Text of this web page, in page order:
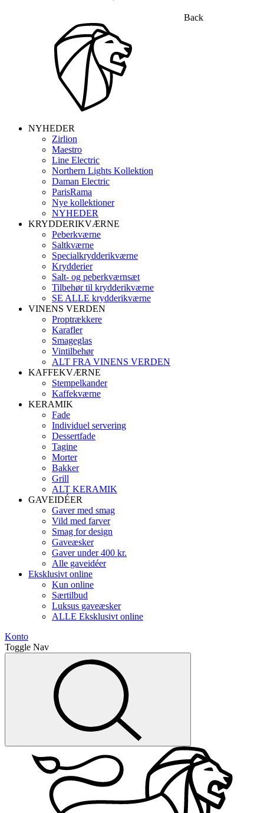
Back
NYHEDER
Zirlion
Maestro
Line Electric
Northern Lights Kollektion
Daman Electric
ParisRama
Nye kollektioner
NYHEDER
KRYDDERIKVÆRNE
Peberkværne
Saltkværne
Specialkrydderikværne
Krydderier
Salt- og peberkværnsæt
Tilbehør til krydderikværne
SE ALLE krydderikværne
VINENS VERDEN
Proptrækkere
Karafler
Smageglas
Vintilbehør
ALT FRA VINENS VERDEN
KAFFEKVÆRNE
Stempelkander
Kaffekværne
KERAMIK
Fade
Individuel servering
Dessertfade
Tagine
Morter
Bakker
Grill
ALT KERAMIK
GAVEIDÉER
Gaver med smag
Vild med farver
Smag for design
Gaveæsker
Gaver under 400 kr.
Alle gaveidéer
Eksklusivt online
Kun online
Særtilbud
Luksus gaveæsker
ALLE Eksklusivt online
Konto
Toggle Nav